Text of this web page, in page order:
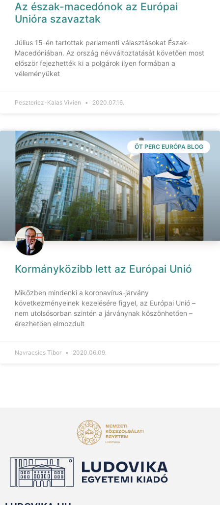
Az észak-macedónok az Európai
Unióra szavaztak
Július 15-én tartottak parlamenti választásokat Észak-
Macedóniában. Az ország névváltoztatását követően most
először fejezhették ki a polgárok ilyen formában a
véleményüket
Pesztericz-Kalas Vivien 2020.07.16.
ÖT PERC EURÓPA BLOG
Kormányközibb lett az Európai Unió
Miközben mindenki a koronavírus-járvány
következményeinek kezelésére figyel, az Európai Unió –
nem utolsósorban szintén a járványnak köszönhetően –
érezhetően elmozdult
Navracsics Tibor 2020.06.09.